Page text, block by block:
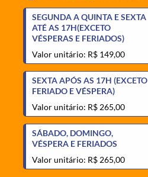
SEGUNDA A QUINTA E SEXTA
ATÉ AS 17H(EXCETO
VÉSPERAS E FERIADOS)
Valor unitário: R$ 149,00
SEXTA APÓS AS 17H (EXCETO
FERIADO E VÉSPERA)
Valor unitário: R$ 265,00
SÁBADO, DOMINGO,
VÉSPERA E FERIADOS
Valor unitário: R$ 265,00